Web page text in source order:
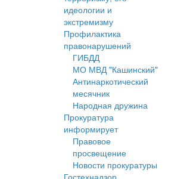
идеологии и
экстремизму
Профилактика
правонарушений
ГИБДД
МО МВД "Кашинский"
Антинаркотический
месячник
Народная дружина
Прокуратура
информирует
Правовое
просвещение
Новости прокуратуры